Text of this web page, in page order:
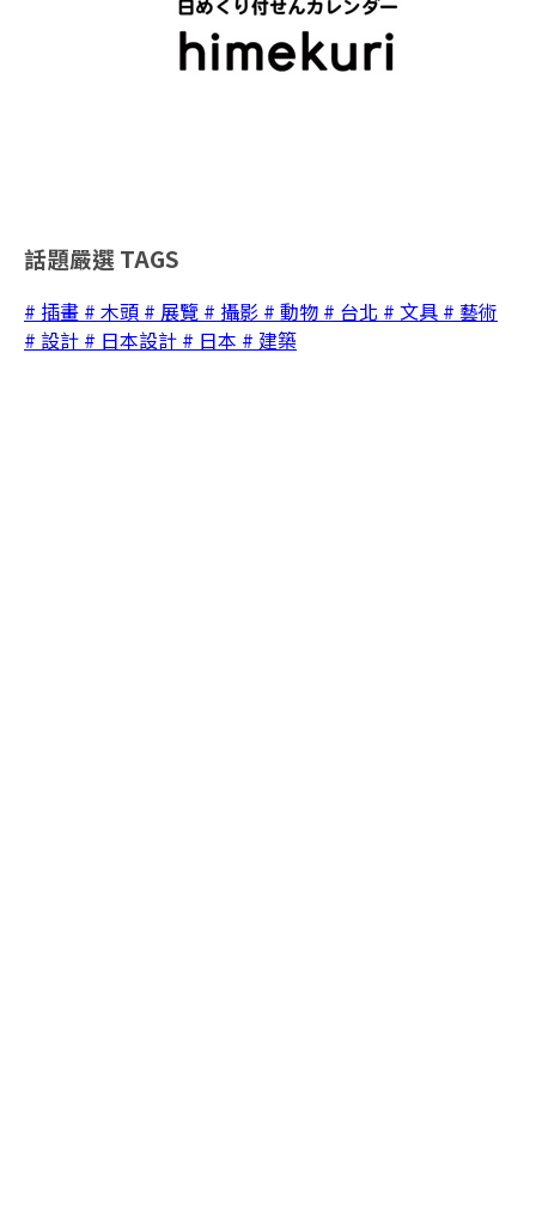
話題嚴選 TAGS
# 插畫 # 木頭 # 展覽 # 攝影 # 動物 # 台北 # 文具 # 藝術
# 設計 # 日本設計 # 日本 # 建築